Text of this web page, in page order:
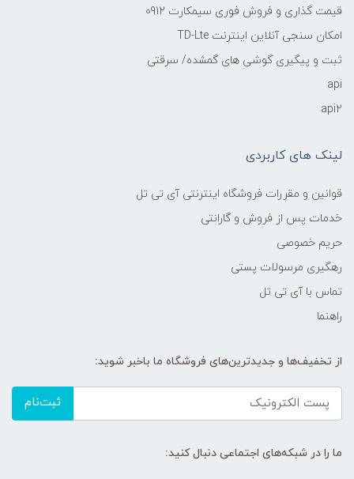
قیمت گذاری و فروش فوری سیمکارت 0912
امکان سنجی آنلاین اینترنت TD-Lte
ثبت و پیگیری گوشی های گمشده/ سرقتی
api
api2
لینک های کاربردی
قوانین و مقررات فروشگاه اینترنتی آی تی تل
خدمات پس از فروش و گارانتی
حریم خصوصی
رهگیری مرسولات پستی
تماس با آی تی تل
راهنما
از تخفیف‌ها و جدیدترین‌های فروشگاه ما باخبر شوید:
ثبت‌نام
ما را در شبکه‌های اجتماعی دنبال کنید: